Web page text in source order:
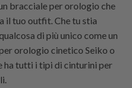
bracciale per orologio che
il tuo outfit. Che tu stia
di più unico come un
orologio cinetico Seiko o
ha tutti i tipi di cinturini per